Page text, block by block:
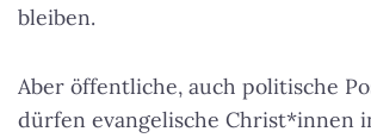
bleiben.
Aber öffentliche, auch politische
dürfen evangelische Christ*innen